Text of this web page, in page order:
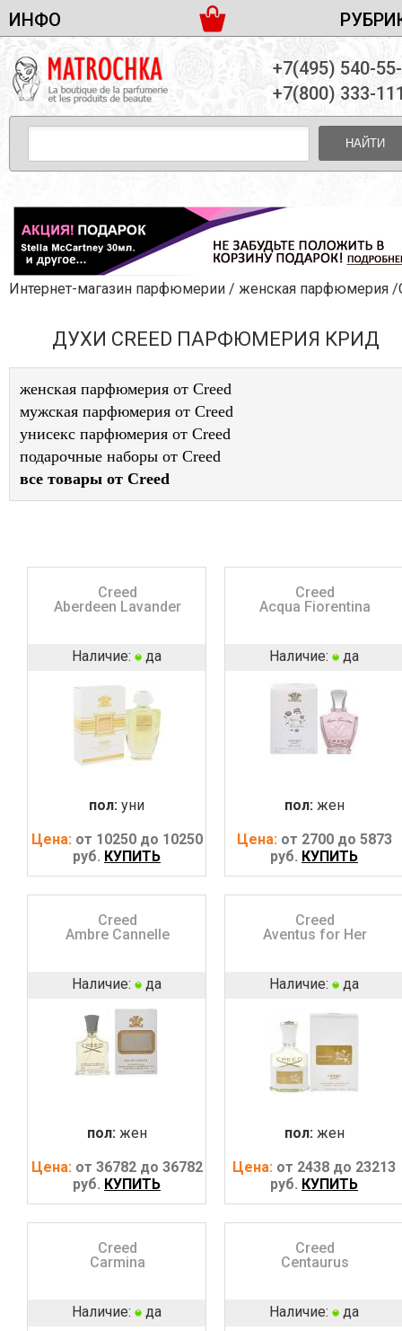
ИНФО
ДОСТАВКА И ОПЛАТА
ПАРТНЕРСТВО
КОНТАКТЫ
ЖЕНСКАЯ ПАРФЮМЕРИЯ
МУЖСКАЯ ПАРФЮМЕРИЯ
УНИСЕКС ПАРФЮМЕРИЯ
ЖЕНСКИЕ НАБОРЫ
МУЖСКИЕ НАБОРЫ
УНИСЕКС НАБОРЫ
УХОД ЗА ЛИЦОМ
УХОД ЗА ТЕЛОМ
ДЕКОРАТИВНАЯ КОСМЕТИКА
+7(495) 540-
+7(800) 333-
НАЙТИ
Интернет-магазин парфюмерии / женская парфюмерия /
ДУХИ CREED ПАРФЮМЕРИЯ КРИД
женская парфюмерия от Creed
мужская парфюмерия от Creed
унисекс парфюмерия от Creed
подарочные наборы от Creed
все товары от Creed
Creed
Aberdeen Lavander
Наличие: да
пол: уни
Цена: от 10250 до 10250
руб. КУПИТЬ
Creed
Acqua Fiorentina
Наличие: да
пол: жен
Цена: от 2700 до 5873
руб. КУПИТЬ
Creed
Ambre Cannelle
Наличие: да
пол: жен
Цена: от 36782 до 36782
руб. КУПИТЬ
Creed
Aventus for Her
Наличие: да
пол: жен
Цена: от 2438 до 23213
руб. КУПИТЬ
Creed
Carmina
Наличие: да
Creed
Centaurus
Наличие: да